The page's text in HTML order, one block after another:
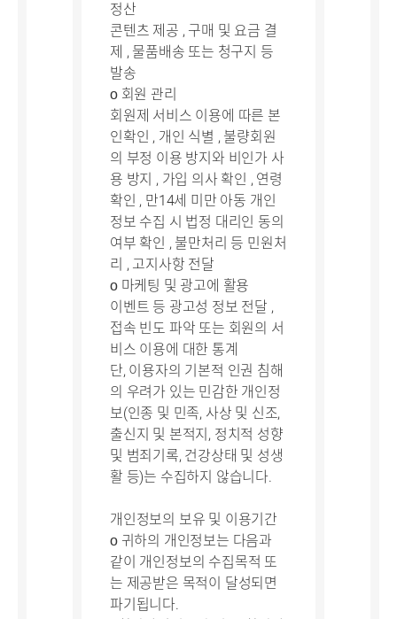
정산
콘텐츠 제공 , 구매 및 요금 결
제 , 물품배송 또는 청구지 등
발송
ο 회원 관리
회원제 서비스 이용에 따른 본
인확인 , 개인 식별 , 불량회원
의 부정 이용 방지와 비인가 사
용 방지 , 가입 의사 확인 , 연령
확인 , 만14세 미만 아동 개인
정보 수집 시 법정 대리인 동의
여부 확인 , 불만처리 등 민원처
리 , 고지사항 전달
ο 마케팅 및 광고에 활용
이벤트 등 광고성 정보 전달 ,
접속 빈도 파악 또는 회원의 서
비스 이용에 대한 통계
단, 이용자의 기본적 인권 침해
의 우려가 있는 민감한 개인정
보(인종 및 민족, 사상 및 신조,
출신지 및 본적지, 정치적 성향
및 범죄기록, 건강상태 및 성생
활 등)는 수집하지 않습니다.
개인정보의 보유 및 이용기간
ο 귀하의 개인정보는 다음과
같이 개인정보의 수집목적 또
는 제공받은 목적이 달성되면
파기됩니다.